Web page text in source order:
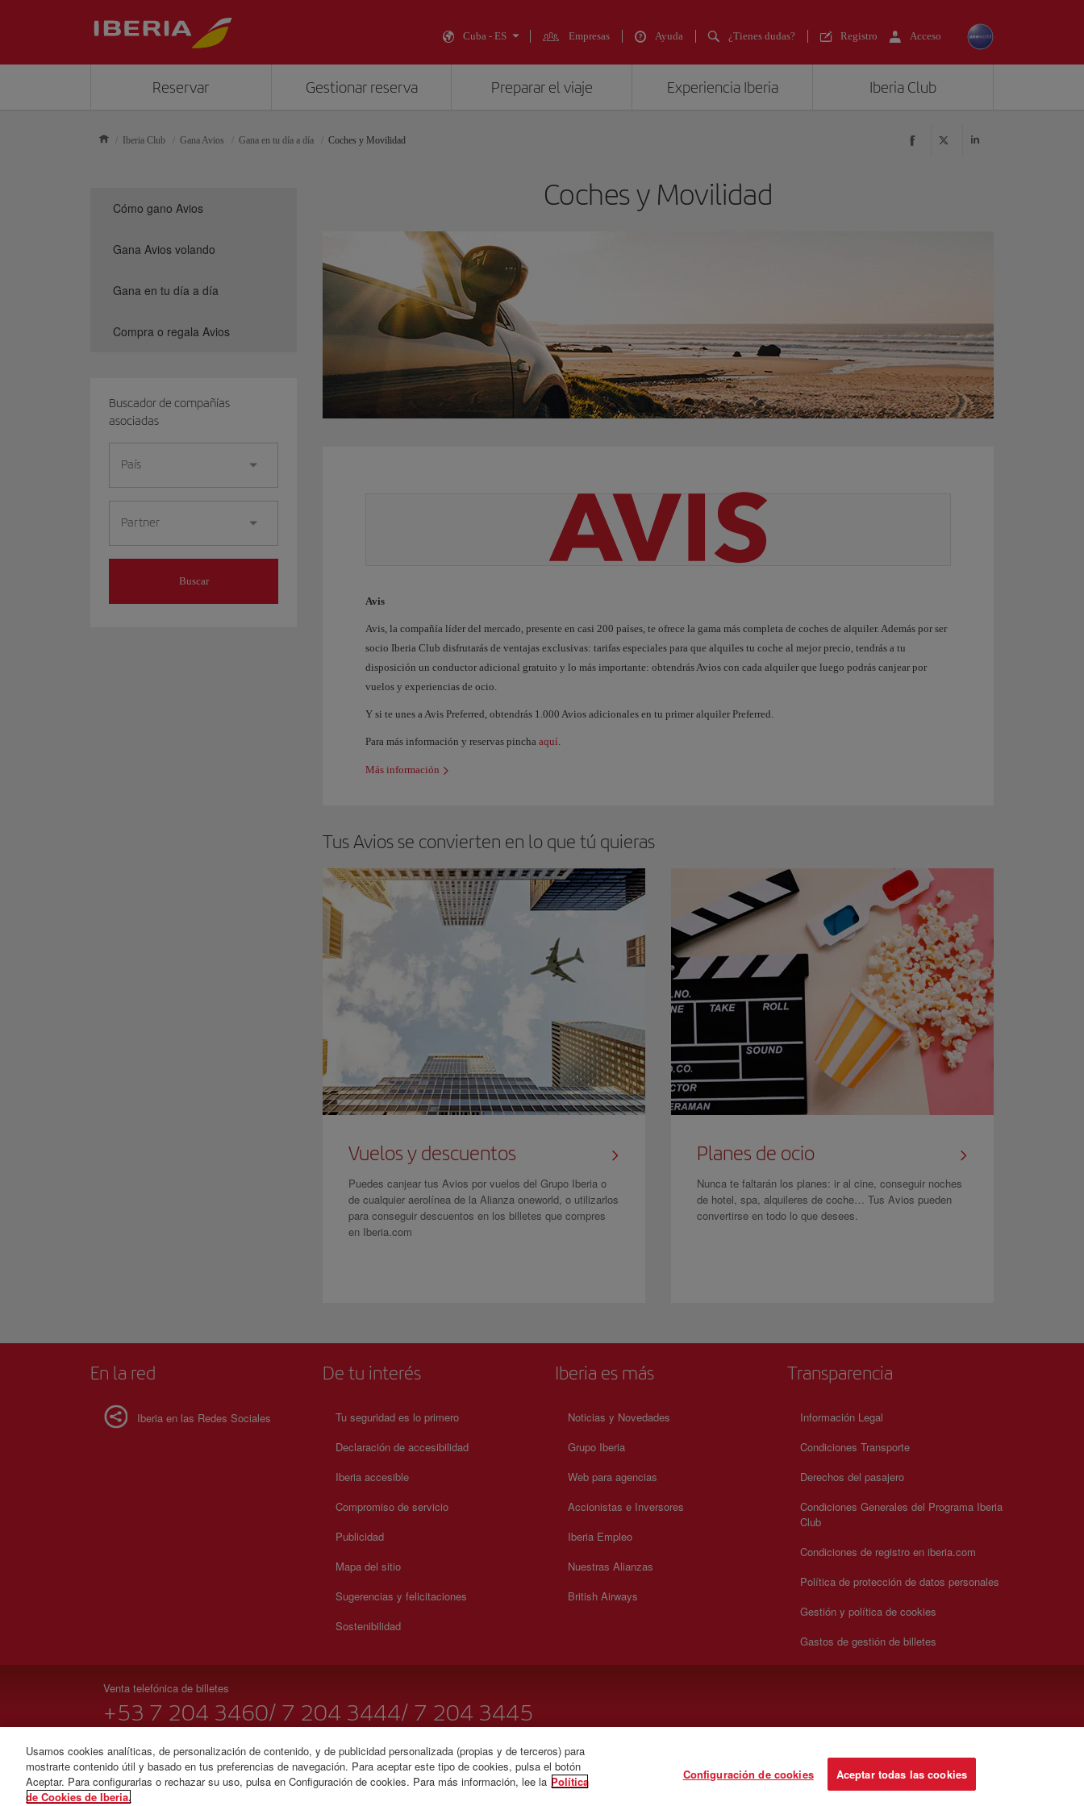
Cuba - ES Empresas Ayuda ¿Tienes dudas? Registro Acceso
Reservar Gestionar reserva Preparar el viaje Experiencia Iberia Iberia Club
Iberia Club Gana Avios Gana en tu día a día Coches y Movilidad
Coches y Movilidad
Avis
Avis, la compañía líder del mercado, presente en casi 200 países, te ofrece la gama más completa de coches de alquiler. Además por ser
socio Iberia Club disfrutarás de ventajas exclusivas: tarifas especiales para que alquiles tu coche al mejor precio, tendrás a tu
disposición un conductor adicional gratuito y lo más importante: obtendrás Avios con cada alquiler que luego podrás canjear por
vuelos y experiencias de ocio.
Y si te unes a Avis Preferred, obtendrás 1.000 Avios adicionales en tu primer alquiler Preferred.
Para más información y reservas pincha aquí.
Más información
Tus Avios se convierten en lo que tú quieras
Vuelos y descuentos
Puedes canjear tus Avios por vuelos del Grupo Iberia o
de cualquier aerolínea de la Alianza oneworld, o utilizarlos
para conseguir descuentos en los billetes que compres
en Iberia.com
Planes de ocio
Nunca te faltarán los planes: ir al cine, conseguir noches
de hotel, spa, alquileres de coche… Tus Avios pueden
convertirse en todo lo que desees.
Cómo gano Avios
Gana Avios volando
Gana en tu día a día
Compra o regala Avios
Buscador de compañías
asociadas
País
Partner
Buscar
En la red
Iberia en las Redes Sociales
De tu interés
Tu seguridad es lo primero
Declaración de accesibilidad
Iberia accesible
Compromiso de servicio
Publicidad
Mapa del sitio
Sugerencias y felicitaciones
Sostenibilidad
Iberia es más
Noticias y Novedades
Grupo Iberia
Web para agencias
Accionistas e Inversores
Iberia Empleo
Nuestras Alianzas
British Airways
Transparencia
Información Legal
Condiciones Transporte
Derechos del pasajero
Condiciones Generales del Programa Iberia
Club
Condiciones de registro en iberia.com
Política de protección de datos personales
Gestión y política de cookies
Gastos de gestión de billetes
Venta telefónica de billetes
+53 7 204 3460/ 7 204 3444/ 7 204 3445
© Iberia 2026
Usamos cookies analíticas, de personalización de contenido, y de publicidad personalizada (propias y de terceros) para
mostrarte contenido útil y basado en tus preferencias de navegación. Para aceptar este tipo de cookies, pulsa el botón
Aceptar. Para configurarlas o rechazar su uso, pulsa en Configuración de cookies. Para más información, lee la Política
de Cookies de Iberia.
Configuración de cookies Aceptar todas las cookies